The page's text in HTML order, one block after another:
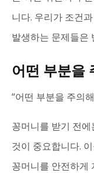
니다. 우리가 조건
발생하는 문제들은
어떤 부분을
“어떤 부분을 주의
꽁머니를 받기 전에
것이 중요합니다.
꽁머니를 안전하게